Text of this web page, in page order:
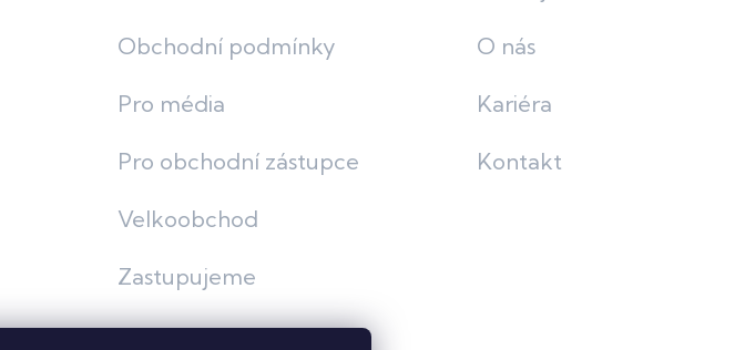
Obchodní podmínky
Pro média
Pro obchodní zástupce
Velkoobchod
Zastupujeme
O nás
Kariéra
Kontakt